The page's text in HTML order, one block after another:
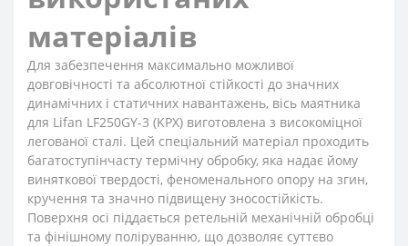
матеріалів
Для забезпечення максимально можливої
довговічності та абсолютної стійкості до значних
динамічних і статичних навантажень, вісь маятника
для Lifan LF250GY-3 (KPX) виготовлена з високоміцної
легованої сталі. Цей спеціальний матеріал проходить
багатоступінчасту термічну обробку, яка надає йому
виняткової твердості, феноменального опору на згин,
кручення та значно підвищену зносостійкість.
Поверхня осі піддається ретельній механічній обробці
та фінішному поліруванню, що дозволяє суттєво